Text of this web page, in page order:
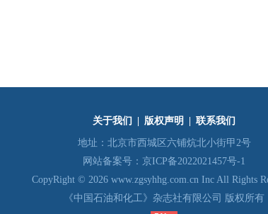
关于我们 | 版权声明 | 联系我们
地址：北京市西城区六铺炕北小街甲2号
网站备案号： 京ICP备2022021457号-1
CopyRight © 2026 www.zgsyhhg.com.cn Inc All Rights
《中国石油和化工》杂志社有限公司 版权所有